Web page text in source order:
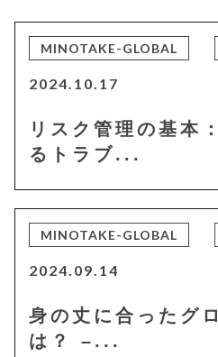
MINOTAKE-GLOBAL
2024.10.17
リスク管理の基本
るトラブ...
MINOTAKE-GLOBAL
2024.09.14
身の丈に合ったグ
は？ –...